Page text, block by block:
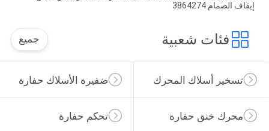
إيقاف الصمام 3864274
فئات شعبية جميع
ضفيرة الأسلاك حفارة تسخير أسلاك المحرك
تحكم حفارة محرك خنق حفارة